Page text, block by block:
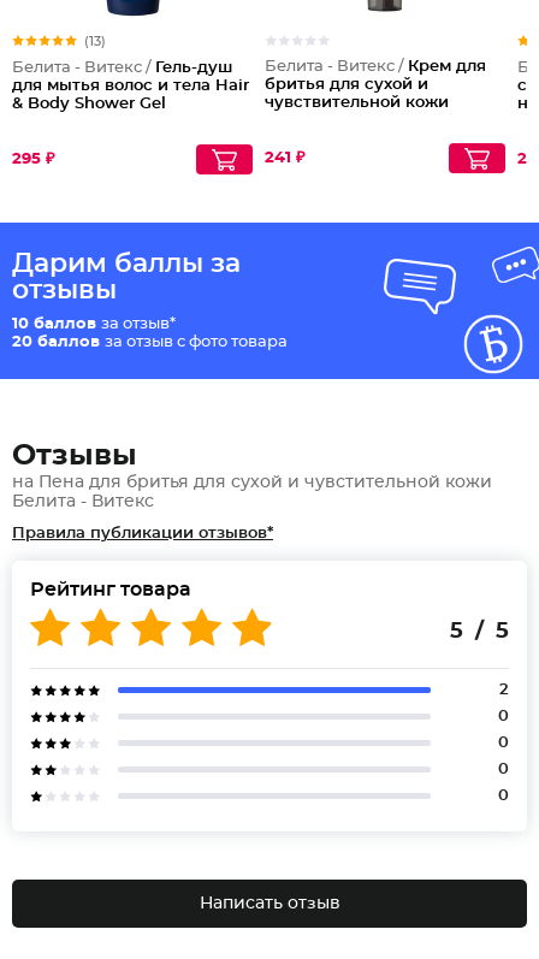
(13)
Белита - Витекс / Гель-душ
для мытья волос и тела Hair
& Body Shower Gel
295 ₽
Белита - Витекс / Крем для
бритья для сухой и
чувствительной кожи
241 ₽
Дарим баллы за
отзывы
10 баллов за отзыв*
20 баллов за отзыв с фото товара
Отзывы
на Пена для бритья для сухой и чувстительной кожи
Белита - Витекс
Правила публикации отзывов*
Рейтинг товара
5 / 5
2
0
0
0
0
Написать отзыв